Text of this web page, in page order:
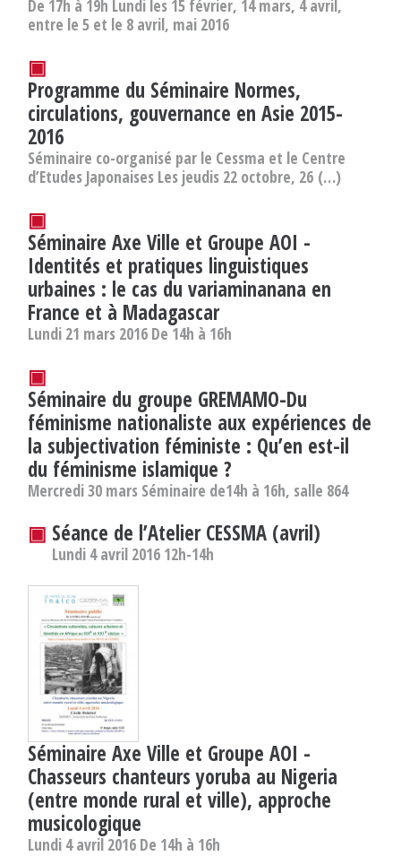
De 17h à 19h Lundi les 15 février, 14 mars, 4 avril,
entre le 5 et le 8 avril, mai 2016
▣
Programme du Séminaire Normes,
circulations, gouvernance en Asie 2015-
2016
Séminaire co-organisé par le Cessma et le Centre
d’Etudes Japonaises Les jeudis 22 octobre, 26 (…)
▣
Séminaire Axe Ville et Groupe AOI -
Identités et pratiques linguistiques
urbaines : le cas du variaminanana en
France et à Madagascar
Lundi 21 mars 2016 De 14h à 16h
▣
Séminaire du groupe GREMAMO-Du
féminisme nationaliste aux expériences de
la subjectivation féministe : Qu’en est-il
du féminisme islamique ?
Mercredi 30 mars Séminaire de14h à 16h, salle 864
▣ Séance de l’Atelier CESSMA (avril)
Lundi 4 avril 2016 12h-14h
Séminaire Axe Ville et Groupe AOI -
Chasseurs chanteurs yoruba au Nigeria
(entre monde rural et ville), approche
musicologique
Lundi 4 avril 2016 De 14h à 16h